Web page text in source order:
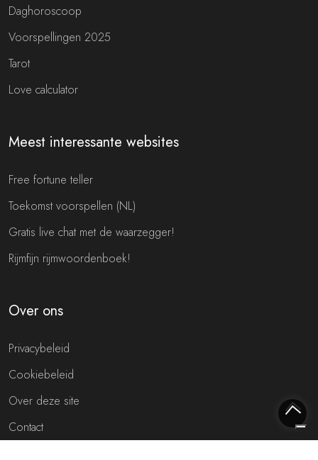
Daghoroscoop
Voorspellingen 2025
Tarot
Love calculator
Meest interessante websites
Free fortune teller
Toekomst voorspellen (NL)
Gratis live chat met de waarzegger!
Rijmfijn rijmwoordenboek!
Over ons
Privacybeleid
Cookiebeleid
Over deze site
Contact